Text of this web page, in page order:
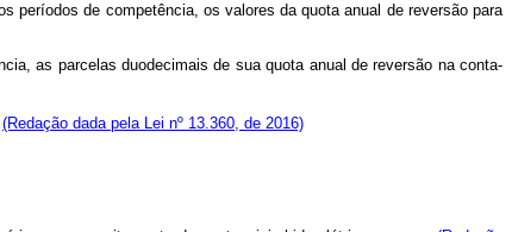
de competência, os valores da quota anual de reversão para
as parcelas duodecimais de sua quota anual de reversão na conta-
(Redação dada pela Lei nº 13.360, de 2016)